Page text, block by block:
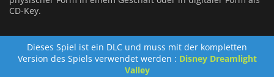
CD-Key.
Dieses Spiel ist ein DLC und muss mit der kompletten
Version des Spiels verwendet werden : Disney Dreamlight
Valley